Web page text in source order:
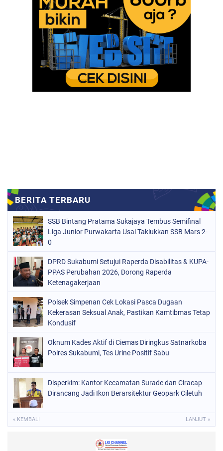
SSB Bintang Pratama Sukajaya Tembus Semifinal
Liga Junior Purwakarta Usai Taklukkan SSB Mars 2-
0
DPRD Sukabumi Setujui Raperda Disabilitas & KUPA-
PPAS Perubahan 2026, Dorong Raperda
Ketenagakerjaan
Polsek Simpenan Cek Lokasi Pasca Dugaan
Kekerasan Seksual Anak, Pastikan Kamtibmas Tetap
Kondusif
Oknum Kades Aktif di Ciemas Diringkus Satnarkoba
Polres Sukabumi, Tes Urine Positif Sabu
Disperkim: Kantor Kecamatan Surade dan Ciracap
Dirancang Jadi Ikon Berarsitektur Geopark Ciletuh
« KEMBALI LANJUT »